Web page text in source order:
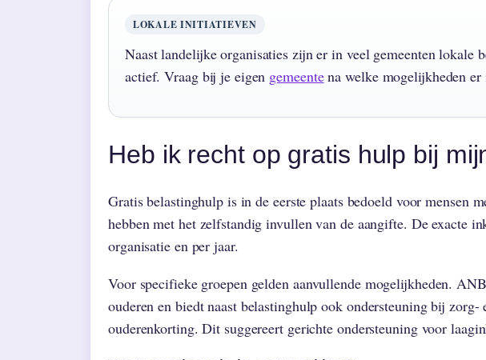
LOKALE INITIATIEVEN
Naast landelijke organisaties zijn er in veel gemeenten lokale
actief. Vraag bij je eigen gemeentena welke mogelijkheden er
Heb ik recht op gratis hulp bij
Gratis belastinghulp is in de eerste plaats bedoeld voor mensen
hebben met het zelfstandig invullen van de aangifte. De exacte
organisatie en per jaar.
Voor specifieke groepen gelden aanvullende mogelijkheden.
ouderen en biedt naast belastinghulp ook ondersteuning bij zorg-
ouderenkorting. Dit suggereert gerichte ondersteuning voor